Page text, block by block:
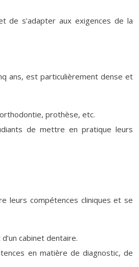
de s’adapter aux exigences de la
ans, est particulièrement dense et
prothèse, etc.
de mettre en pratique leurs
leurs compétences cliniques et se
cabinet dentaire.
en matière de diagnostic, de